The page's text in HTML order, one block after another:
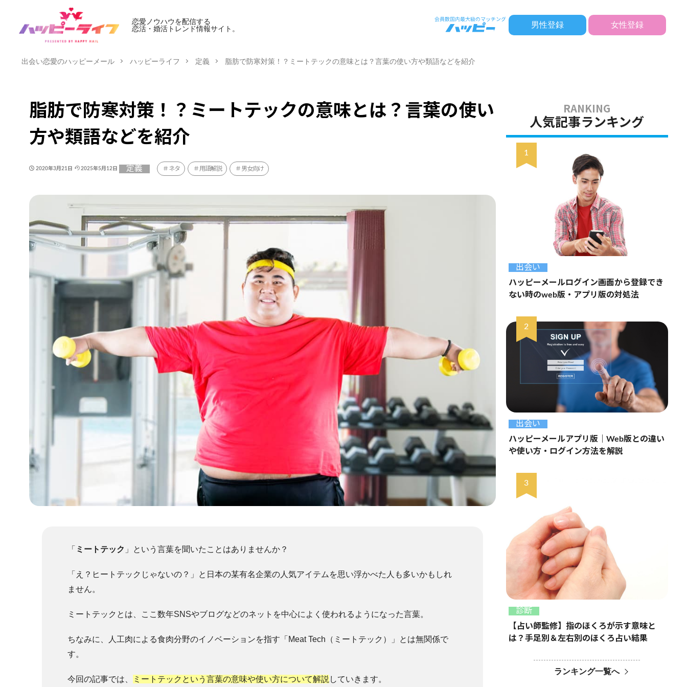
恋愛ノウハウを配信する
恋活・婚活トレンド情報サイト。
男性登録 女性登録
出会い恋愛のハッピーメール ハッピーライフ 定義 脂肪で防寒対策！？ミートテックの意味とは？言葉の使い方や類語などを紹介
脂肪で防寒対策！？ミートテックの意味とは？言葉の使い
方や類語などを紹介
2020年3月21日 2025年5月12日 定義 ネタ 用語解説 男女向け
「 ミートテック 」という言葉を聞いたことはありませんか？
「え？ヒートテックじゃないの？」と日本の某有名企業の人気アイテムを思い浮かべた人も多いかもしれ
ません。
ミートテックとは、ここ数年SNSやブログなどのネットを中心によく使われるようになった言葉。
ちなみに、人工肉による食肉分野のイノベーションを指す「Meat Tech（ミートテック）」とは無関係で
す。
今回の記事では、 ミートテックという言葉の意味や使い方について解説 していきます。
人気記事ランキング
出会い
ハッピーメールログイン画面から登録でき
ない時のweb版・アプリ版の対処法
出会い
ハッピーメールアプリ版｜Web版との違い
や使い方・ログイン方法を解説
診断
【占い師監修】指のほくろが示す意味と
は？手足別＆左右別のほくろ占い結果
ランキング一覧へ